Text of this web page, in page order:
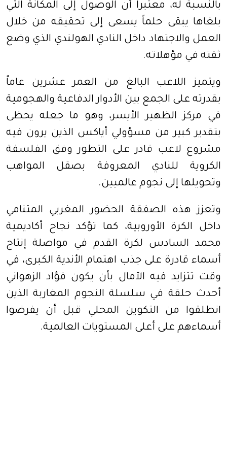
بالنسبة له، معتبراً أن الوصول إلى المكانة التي
بلغاها يبقى حلماً يسعى إلى تحقيقه من خلال
العمل والاجتهاد داخل النادي الهولندي الذي وضع
ثقته في مؤهلاته.
ويتميز اللاعب البالغ من العمر عشرين عاماً
بقدرته على الجمع بين الأدوار الدفاعية والهجومية
في مركز الظهير الأيسر، وهو ما جعله يحظى
بتقدير كبير من مسؤولي أياكس الذين يرون فيه
مشروع لاعب قادر على التطور وفق الفلسفة
الكروية للنادي المعروفة بصقل المواهب
وتحويلها إلى نجوم عالميين.
وتعزز هذه الصفقة الحضور المغربي المتنامي
داخل الكرة الأوروبية، كما تؤكد نجاح أكاديمية
محمد السادس لكرة القدم في مواصلة إنتاج
أسماء قادرة على جذب اهتمام الأندية الكبرى، في
وقت تتزايد فيه الآمال بأن يكون فؤاد الزهواني
أحدث حلقة في سلسلة النجوم المغاربة الذين
انطلقوا من التكوين المحلي قبل أن يفرضوا
أسماءهم على أعلى المستويات العالمية.